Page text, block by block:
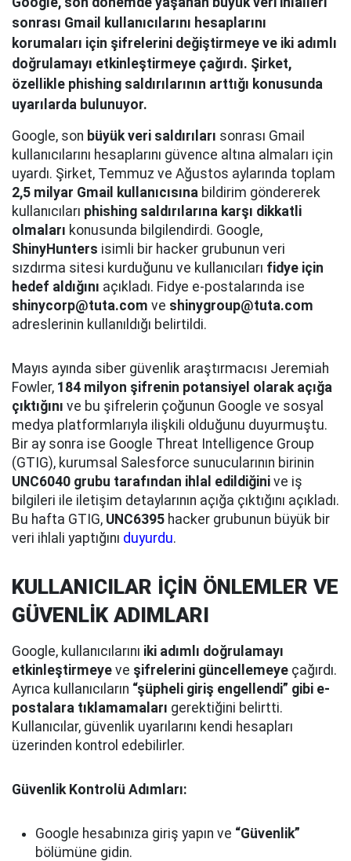
sonrası Gmail kullanıcılarını hesaplarını
korumaları için şifrelerini değiştirmeye ve iki adımlı
doğrulamayı etkinleştirmeye çağırdı. Şirket,
özellikle phishing saldırılarının arttığı konusunda
uyarılarda bulunuyor.
Google, son büyük veri saldırıları sonrası Gmail
kullanıcılarını hesaplarını güvence altına almaları için
uyardı. Şirket, Temmuz ve Ağustos aylarında toplam
2,5 milyar Gmail kullanıcısına bildirim göndererek
kullanıcıları phishing saldırılarına karşı dikkatli
olmaları konusunda bilgilendirdi. Google,
ShinyHunters isimli bir hacker grubunun veri
sızdırma sitesi kurduğunu ve kullanıcıları fidye için
hedef aldığını açıkladı. Fidye e-postalarında ise
shinycorp@tuta.com ve shinygroup@tuta.com
adreslerinin kullanıldığı belirtildi.
Mayıs ayında siber güvenlik araştırmacısı Jeremiah
Fowler, 184 milyon şifrenin potansiyel olarak açığa
çıktığını ve bu şifrelerin çoğunun Google ve sosyal
medya platformlarıyla ilişkili olduğunu duyurmuştu.
Bir ay sonra ise Google Threat Intelligence Group
(GTIG), kurumsal Salesforce sunucularının birinin
UNC6040 grubu tarafından ihlal edildiğini ve iş
bilgileri ile iletişim detaylarının açığa çıktığını açıkladı.
Bu hafta GTIG, UNC6395 hacker grubunun büyük bir
veri ihlali yaptığını duyurdu.
KULLANICILAR İÇİN ÖNLEMLER VE
GÜVENLİK ADIMLARI
Google, kullanıcılarını iki adımlı doğrulamayı
etkinleştirmeye ve şifrelerini güncellemeye çağırdı.
Ayrıca kullanıcıların “şüpheli giriş engellendi” gibi e-
postalara tıklamamaları gerektiğini belirtti.
Kullanıcılar, güvenlik uyarılarını kendi hesapları
üzerinden kontrol edebilirler.
Güvenlik Kontrolü Adımları:
Google hesabınıza giriş yapın ve “Güvenlik”
bölümüne gidin.